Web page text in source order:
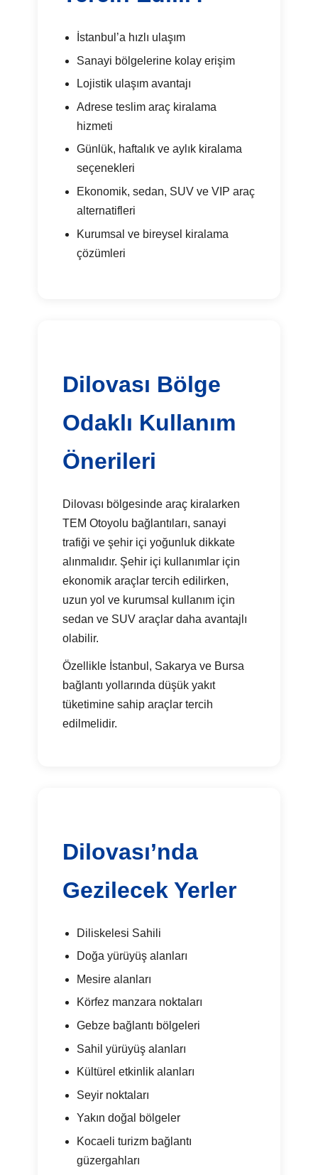
İstanbul’a hızlı ulaşım
Sanayi bölgelerine kolay erişim
Lojistik ulaşım avantajı
Adrese teslim araç kiralama
hizmeti
Günlük, haftalık ve aylık kiralama
seçenekleri
Ekonomik, sedan, SUV ve VIP araç
alternatifleri
Kurumsal ve bireysel kiralama
çözümleri
Dilovası Bölge
Odaklı Kullanım
Önerileri
Dilovası bölgesinde araç kiralarken
TEM Otoyolu bağlantıları, sanayi
trafiği ve şehir içi yoğunluk dikkate
alınmalıdır. Şehir içi kullanımlar için
ekonomik araçlar tercih edilirken,
uzun yol ve kurumsal kullanım için
sedan ve SUV araçlar daha avantajlı
olabilir.
Özellikle İstanbul, Sakarya ve Bursa
bağlantı yollarında düşük yakıt
tüketimine sahip araçlar tercih
edilmelidir.
Dilovası’nda
Gezilecek Yerler
Diliskelesi Sahili
Doğa yürüyüş alanları
Mesire alanları
Körfez manzara noktaları
Gebze bağlantı bölgeleri
Sahil yürüyüş alanları
Kültürel etkinlik alanları
Seyir noktaları
Yakın doğal bölgeler
Kocaeli turizm bağlantı
güzergahları